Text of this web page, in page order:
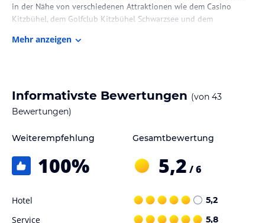
in der Nähe von verschiedenen Attraktionen wie dem Casino
Kitzbühel, dem Golfclub Kitzbühel Schwarzsee und dem
die malerische Umgebung zu erkunden und die Natur zu
Die Zimmer im Hotel-Gasthof-Sonneck sind gemütlich und
komfortabel eingerichtet. Sie verfügen über einen Kleiderschrank,
zudem einen Balkon mit herrlichem Blick auf die umliegenden
in vollen Zügen genießen.
Jeden Morgen wird den Gästen ein köstliches kontinentales
Frühstück serviert. Das Hotel-Gasthof-Sonneck bietet eine
Mehr anzeigen
Informativste Bewertungen (von 43
Bewertungen)
Weiterempfehlung
100%
Gesamtbewertung
5,2 / 6
Hotel 5,2
Service 5,8